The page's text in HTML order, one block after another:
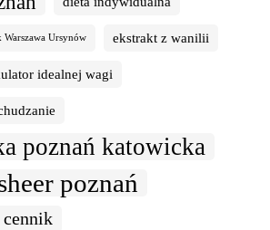
Warszawa Ursynów ekstrakt z wanilii
idealnej wagi
poznań katowicka
poznań